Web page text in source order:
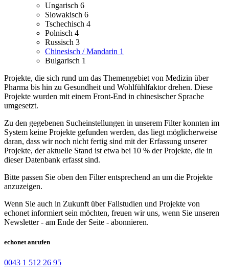
Ungarisch 6
Slowakisch 6
Tschechisch 4
Polnisch 4
Russisch 3
Chinesisch / Mandarin 1
Bulgarisch 1
Projekte, die sich rund um das Themengebiet von Medizin über
Pharma bis hin zu Gesundheit und Wohlfühlfaktor drehen. Diese
Projekte wurden mit einem Front-End in chinesischer Sprache
umgesetzt.
Zu den gegebenen Sucheinstellungen in unserem Filter konnten im
System keine Projekte gefunden werden, das liegt möglicherweise
daran, dass wir noch nicht fertig sind mit der Erfassung unserer
Projekte, der aktuelle Stand ist etwa bei 10 % der Projekte, die in
dieser Datenbank erfasst sind.
Bitte passen Sie oben den Filter entsprechend an um die Projekte
anzuzeigen.
Wenn Sie auch in Zukunft über Fallstudien und Projekte von
echonet informiert sein möchten, freuen wir uns, wenn Sie unseren
Newsletter - am Ende der Seite - abonnieren.
echonet anrufen
0043 1 512 26 95